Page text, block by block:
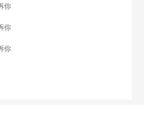
你
你
你